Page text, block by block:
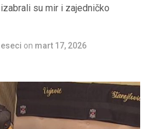
su mir i zajedničko
on mart 17, 2026